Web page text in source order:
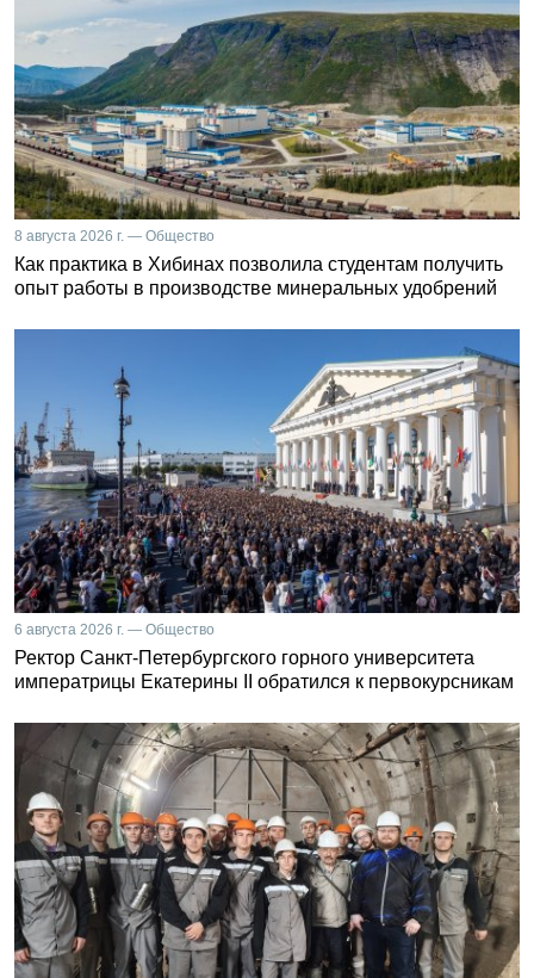
8 августа 2026 г. — Общество
Как практика в Хибинах позволила студентам получить
опыт работы в производстве минеральных удобрений
6 августа 2026 г. — Общество
Ректор Санкт-Петербургского горного университета
императрицы Екатерины II обратился к первокурсникам